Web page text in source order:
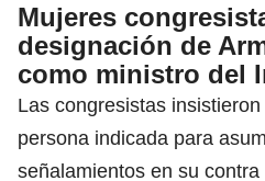
Mujeres
designación de
como ministro del
Las congresistas
persona indicada para
señalamientos en su